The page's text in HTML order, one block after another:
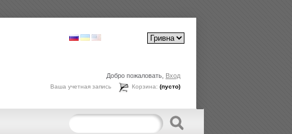
Добро пожаловать, Вход
Корзина:(пусто)
Ваша учетная запись